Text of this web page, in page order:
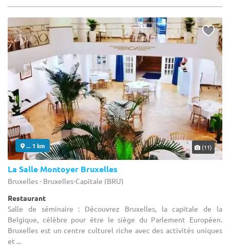
... 1 km (11)
La Salle Montoyer Bruxelles
Bruxelles - Bruxelles-Capitale (BRU)
Restaurant
Salle de séminaire : Découvrez Bruxelles, la capitale de la
Belgique, célèbre pour être le siège du Parlement Européen.
Bruxelles est un centre culturel riche avec des activités uniques
et ...